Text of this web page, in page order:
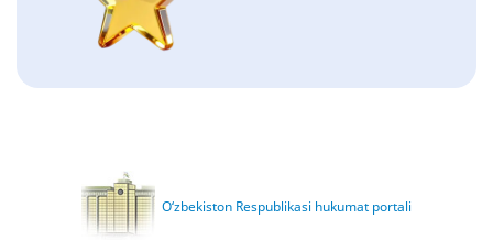
O‘zbekiston Respublikasi hukumat portali